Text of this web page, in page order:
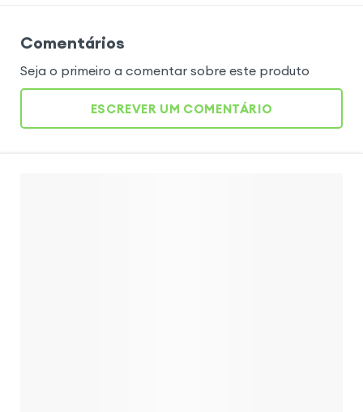
Comentários
Seja o primeiro a comentar sobre este produto
ESCREVER UM COMENTÁRIO